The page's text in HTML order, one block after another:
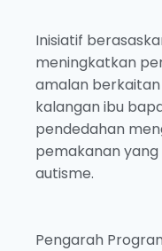
Inisiatif
meningkatkan
amalan
kalangan ibu
pendedahan
pemakanan
autisme.
Pengarah